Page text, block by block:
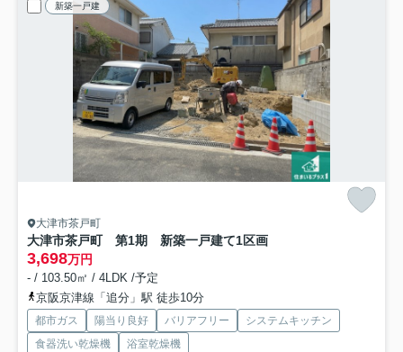
新築一戸建
大津市茶戸町
大津市茶戸町 第1期 新築一戸建て1区画
3,698万円
- / 103.50㎡ / 4LDK /予定
京阪京津線「追分」駅 徒歩10分
都市ガス 陽当り良好 バリアフリー
システムキッチン
食器洗い乾燥機
浴室乾燥機